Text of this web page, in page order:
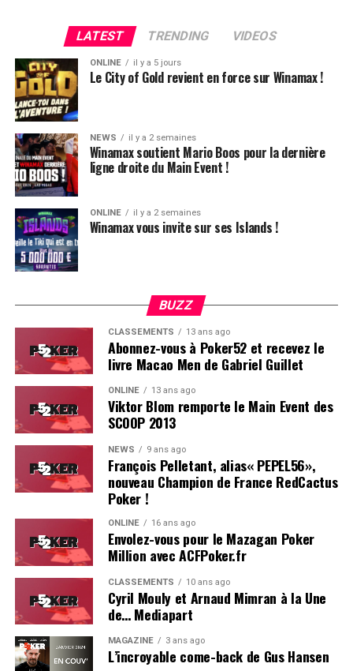
Hugues Mazerolle, vainqueur du Main Event
La victoire de Chotec clôture donc ce festival qui aura,
climat, tout était au top et très bien organisé. Le casino
d’événement.
On se reverra probablement l’année prochaine pour le
coverage d’une deuxième édition, du moins, on l’espère !
Résultats du Main Event :
Hugues Mazerolle (France) : 100.000 €
Jose Quintas (Portugal) : 74.000 €
Joao Pedro Ferreira (Portugal) : 52.000 €
Dylan Lauret (France) : 38.000 €
Hugo Soares (Portugal) : 28.000 €
Ivo Almeida (Portugal) : 21.390 €
Leo Philippe (France) : 16.000 €
LATEST TRENDING VIDEOS
ONLINE il y a 5 jours
Le City of Gold revient en force sur Winamax !
NEWS il y a 2 semaines
Winamax soutient Mario Boos pour la dernière
ligne droite du Main Event !
ONLINE il y a 2 semaines
Winamax vous invite sur ses Islands !
BUZZ
CLASSEMENTS 13 ans ago
Abonnez-vous à Poker52 et recevez le
livre Macao Men de Gabriel Guillet
ONLINE 13 ans ago
Viktor Blom remporte le Main Event des
SCOOP 2013
NEWS 9 ans ago
François Pelletant, alias« PEPEL56»,
nouveau Champion de France RedCactus
Poker !
ONLINE 16 ans ago
Envolez-vous pour le Mazagan Poker
Million avec ACFPoker.fr
CLASSEMENTS 10 ans ago
Cyril Mouly et Arnaud Mimran à la Une
de… Mediapart
MAGAZINE 3 ans ago
L’incroyable come-back de Gus Hansen